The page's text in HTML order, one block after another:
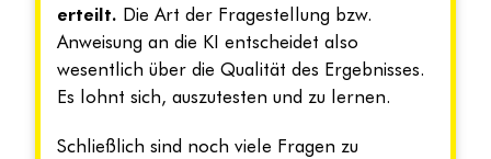
erteilt. Die Art der Fragestellung bzw.
Anweisung an die KI entscheidet also
wesentlich über die Qualität des Ergebnisses.
Es lohnt sich, auszutesten und zu lernen.
Schließlich sind noch viele Fragen zu